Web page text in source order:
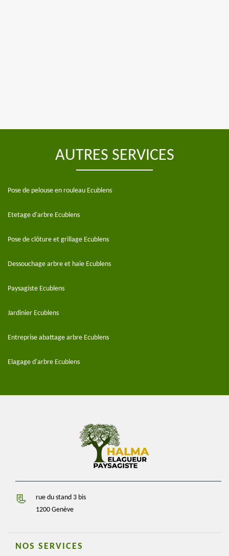
AUTRES SERVICES
Pose de pelouse en rouleau Ecublens
Etetage d'arbre Ecublens
Pose de clôture et grillage Ecublens
Dessouchage arbre et haie Ecublens
Paysagiste Ecublens
Jardinier Ecublens
Entreprise abattage arbre Ecublens
Elagage d'arbre Ecublens
rue du stand 3 bis
1200 Genève
NOS SERVICES